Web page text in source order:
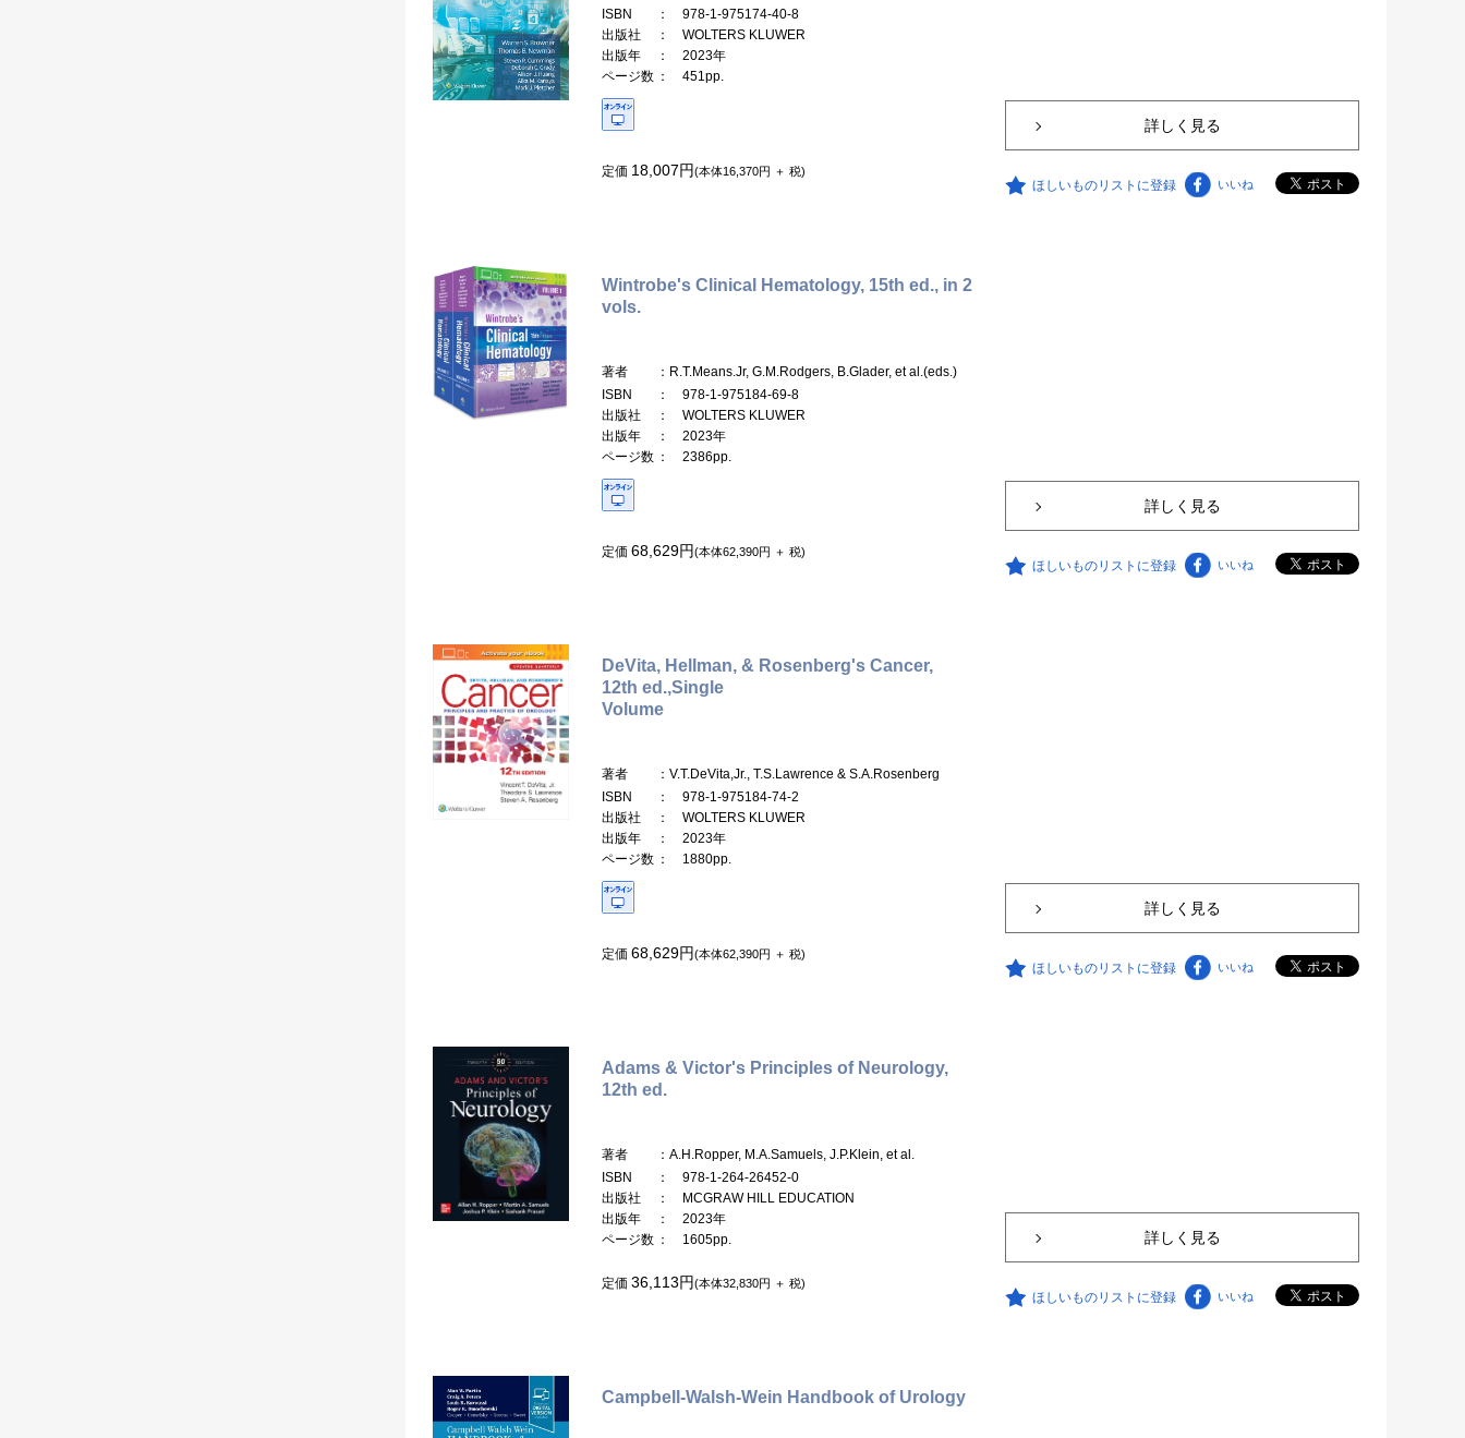
ISBN
： 978-1-975174-40-8
出版社
： WOLTERS KLUWER
出版年
： 2023年
ページ数 ： 451pp.
定価 18,007円(本体16,370円 ＋ 税)
詳しく見る
ほしいものリストに登録 いいね
Wintrobe's Clinical Hematology, 15th ed., in 2
vols.
著者
：R.T.Means.Jr, G.M.Rodgers, B.Glader, et al.(eds.)
ISBN
： 978-1-975184-69-8
出版社
： WOLTERS KLUWER
出版年
： 2023年
ページ数 ： 2386pp.
定価 68,629円(本体62,390円 ＋ 税)
詳しく見る
ほしいものリストに登録 いいね
DeVita, Hellman, & Rosenberg's Cancer,
12th ed.,Single
Volume
著者
：V.T.DeVita,Jr., T.S.Lawrence & S.A.Rosenberg
ISBN
： 978-1-975184-74-2
出版社
： WOLTERS KLUWER
出版年
： 2023年
ページ数 ： 1880pp.
定価 68,629円(本体62,390円 ＋ 税)
詳しく見る
ほしいものリストに登録 いいね
Adams & Victor's Principles of Neurology,
12th ed.
著者
：A.H.Ropper, M.A.Samuels, J.P.Klein, et al.
ISBN
： 978-1-264-26452-0
出版社
： MCGRAW HILL EDUCATION
出版年
： 2023年
ページ数 ： 1605pp.
定価 36,113円(本体32,830円 ＋ 税)
詳しく見る
ほしいものリストに登録 いいね
Campbell-Walsh-Wein Handbook of Urology